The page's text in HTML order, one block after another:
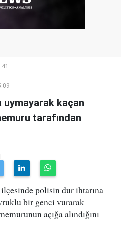
uymayarak kaçan
tarafından
polisin dur ihtarına
bir genci vurarak
açığa alındığını